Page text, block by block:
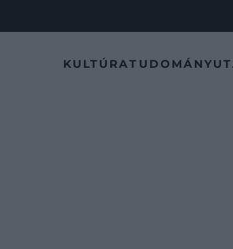
KULTÚRATUDOMÁNY